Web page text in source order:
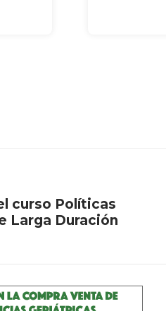
curso Políticas
Larga Duración